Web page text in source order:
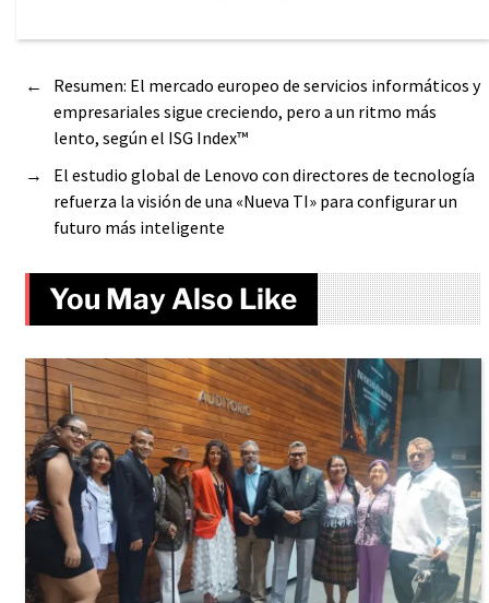
←
Resumen: El mercado europeo de servicios informáticos y
empresariales sigue creciendo, pero a un ritmo más
lento, según el ISG Index™
→
El estudio global de Lenovo con directores de tecnología
refuerza la visión de una «Nueva TI» para configurar un
futuro más inteligente
You May Also Like